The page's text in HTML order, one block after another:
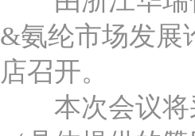
横店集团得邦工程塑料
南京福邦特东方化工
中国石化长城能源化工（宁
百宏实业控股有限
&氨纶市场发展
店召开。
本次会议将采